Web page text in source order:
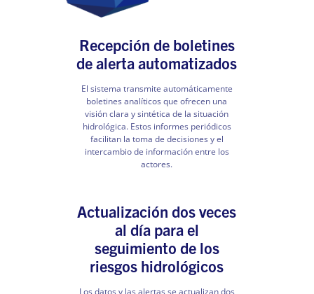
Recepción de boletines
de alerta automatizados
El sistema transmite automáticamente
boletines analíticos que ofrecen una
visión clara y sintética de la situación
hidrológica. Estos informes periódicos
facilitan la toma de decisiones y el
intercambio de información entre los
actores.
Actualización dos veces
al día para el
seguimiento de los
riesgos hidrológicos
Los datos y las alertas se actualizan dos